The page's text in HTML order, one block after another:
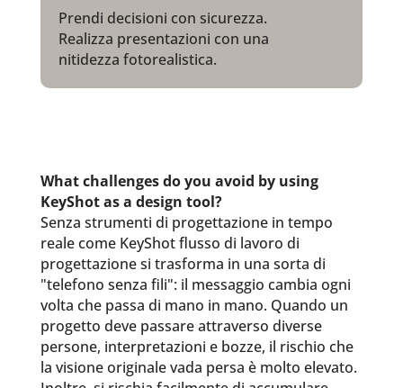
Prendi decisioni con sicurezza.
Realizza presentazioni con una
nitidezza fotorealistica.
What challenges do you avoid by using
KeyShot as a design tool?
Senza strumenti di progettazione in tempo
reale come KeyShot flusso di lavoro di
progettazione si trasforma in una sorta di
"telefono senza fili": il messaggio cambia ogni
volta che passa di mano in mano. Quando un
progetto deve passare attraverso diverse
persone, interpretazioni e bozze, il rischio che
la visione originale vada persa è molto elevato.